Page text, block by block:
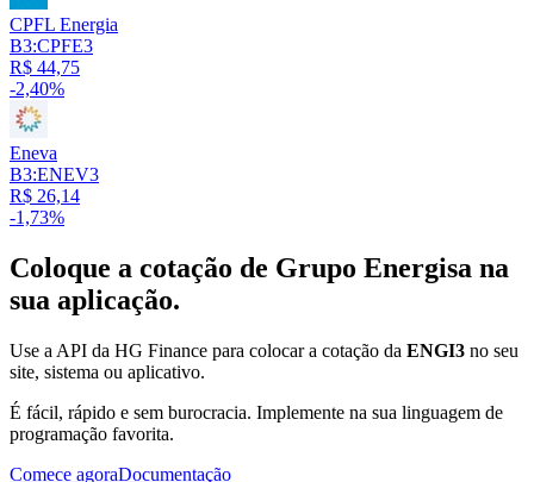
CPFL Energia
B3:CPFE3
R$ 44,75
-2,40%
Eneva
B3:ENEV3
R$ 26,14
-1,73%
Coloque a cotação de Grupo Energisa na
sua aplicação.
Use a API da HG Finance para colocar a cotação da ENGI3 no seu
site, sistema ou aplicativo.
É fácil, rápido e sem burocracia. Implemente na sua linguagem de
programação favorita.
Comece agoraDocumentação